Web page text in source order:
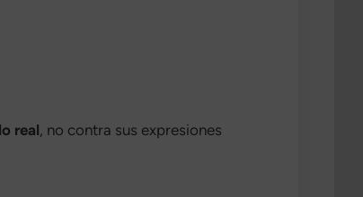
real, no contra sus expresiones